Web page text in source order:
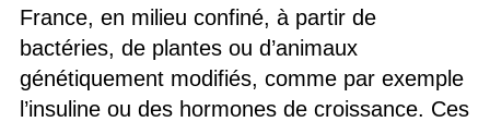
France, en milieu confiné, à partir de
bactéries, de plantes ou d’animaux
génétiquement modifiés, comme par exemple
l’insuline ou des hormones de croissance. Ces